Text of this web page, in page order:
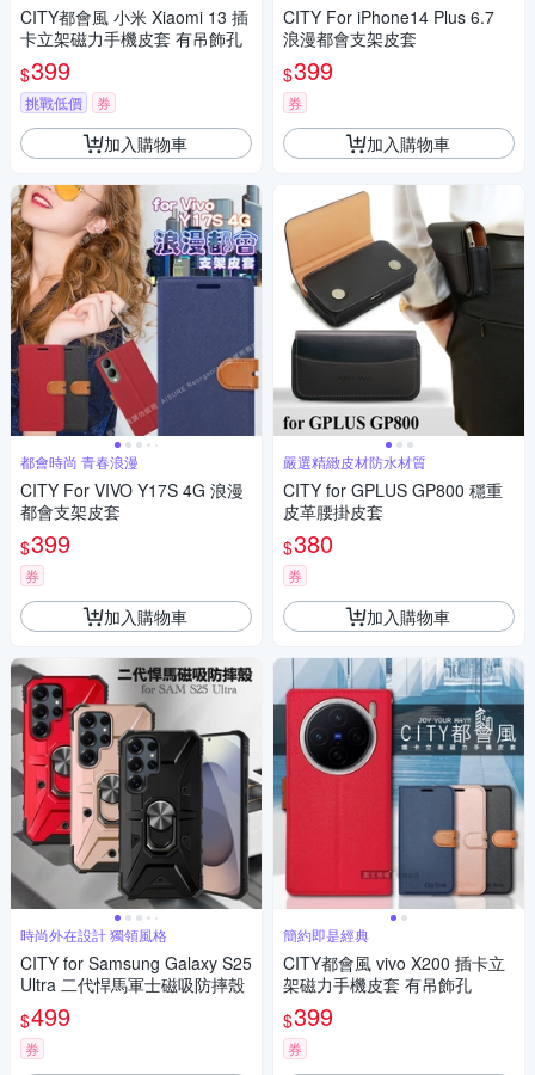
CITY都會風 小米 Xiaomi 13 插
卡立架磁力手機皮套 有吊飾孔
$399
挑戰低價 券
加入購物車
都會時尚 青春浪漫
CITY For VIVO Y17S 4G 浪漫
都會支架皮套
$399
券
加入購物車
時尚外在設計 獨領風格
CITY for Samsung Galaxy S25
Ultra 二代悍馬軍士磁吸防摔殼
$499
券
CITY For iPhone14 Plus 6.7
浪漫都會支架皮套
$399
券
加入購物車
嚴選精緻皮材防水材質
CITY for GPLUS GP800 穩重
皮革腰掛皮套
$380
券
加入購物車
簡約即是經典
CITY都會風 vivo X200 插卡立
架磁力手機皮套 有吊飾孔
$399
券